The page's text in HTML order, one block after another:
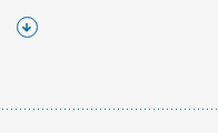
介など、不定期で開催し